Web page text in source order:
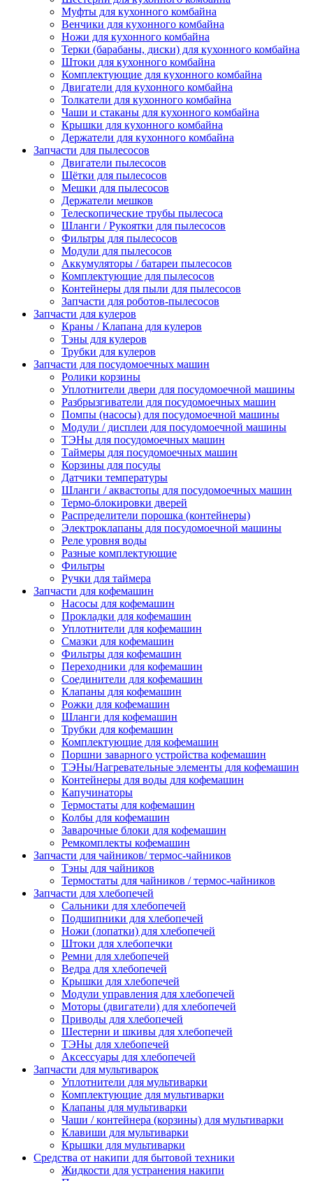
Муфты для кухонного комбайна
Венчики для кухонного комбайна
Ножи для кухонного комбайна
Терки (барабаны, диски) для кухонного комбайна
Штоки для кухонного комбайна
Комплектующие для кухонного комбайна
Двигатели для кухонного комбайна
Толкатели для кухонного комбайна
Чаши и стаканы для кухонного комбайна
Крышки для кухонного комбайна
Держатели для кухонного комбайна
Запчасти для пылесосов
Двигатели пылесосов
Щётки для пылесосов
Мешки для пылесосов
Держатели мешков
Телескопические трубы пылесоса
Шланги / Рукоятки для пылесосов
Фильтры для пылесосов
Модули для пылесосов
Аккумуляторы / батареи пылесосов
Комплектующие для пылесосов
Контейнеры для пыли для пылесосов
Запчасти для роботов-пылесосов
Запчасти для кулеров
Краны / Клапана для кулеров
Тэны для кулеров
Трубки для кулеров
Запчасти для посудомоечных машин
Ролики корзины
Уплотнители двери для посудомоечной машины
Разбрызгиватели для посудомоечных машин
Помпы (насосы) для посудомоечной машины
Модули / дисплеи для посудомоечной машины
ТЭНы для посудомоечных машин
Таймеры для посудомоечных машин
Корзины для посуды
Датчики температуры
Шланги / аквастопы для посудомоечных машин
Термо-блокировки дверей
Распределители порошка (контейнеры)
Электроклапаны для посудомоечной машины
Реле уровня воды
Разные комплектующие
Фильтры
Ручки для таймера
Запчасти для кофемашин
Насосы для кофемашин
Прокладки для кофемашин
Уплотнители для кофемашин
Смазки для кофемашин
Фильтры для кофемашин
Переходники для кофемашин
Соединители для кофемашин
Клапаны для кофемашин
Рожки для кофемашин
Шланги для кофемашин
Трубки для кофемашин
Комплектующие для кофемашин
Поршни заварного устройства кофемашин
ТЭНы/Нагревательные элементы для кофемашин
Контейнеры для воды для кофемашин
Капучинаторы
Термостаты для кофемашин
Колбы для кофемашин
Заварочные блоки для кофемашин
Ремкомплекты кофемашин
Запчасти для чайников/ термос-чайников
Тэны для чайников
Термостаты для чайников / термос-чайников
Запчасти для хлебопечей
Сальники для хлебопечей
Подшипники для хлебопечей
Ножи (лопатки) для хлебопечей
Штоки для хлебопечки
Ремни для хлебопечей
Ведра для хлебопечей
Крышки для хлебопечей
Модули управления для хлебопечей
Моторы (двигатели) для хлебопечей
Приводы для хлебопечей
Шестерни и шкивы для хлебопечей
ТЭНы для хлебопечей
Аксессуары для хлебопечей
Запчасти для мультиварок
Уплотнители для мультиварки
Комплектующие для мультиварки
Клапаны для мультиварки
Чаши / контейнера (корзины) для мультиварки
Клавиши для мультиварки
Крышки для мультиварки
Средства от накипи для бытовой техники
Жидкости для устранения накипи